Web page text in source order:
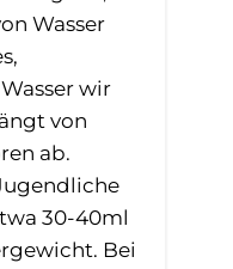
Wasser
wir
von
ab.
30-40ml
Bei